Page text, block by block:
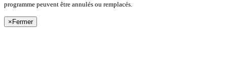
programme peuvent être annulés ou remplacés.
× Fermer